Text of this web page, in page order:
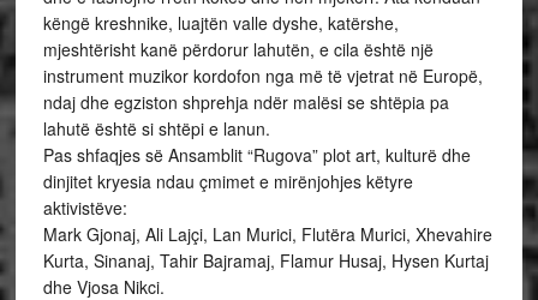
këngë kreshnike, luajtën valle dyshe, katërshe,
mjeshtërisht kanë përdorur lahutën, e cila është një
instrument muzikor kordofon nga më të vjetrat në Europë,
ndaj dhe egziston shprehja ndër malësi se shtëpia pa
lahutë është si shtëpi e lanun.
Pas shfaqjes së Ansamblit “Rugova” plot art, kulturë dhe
dinjitet kryesia ndau çmimet e mirënjohjes këtyre
aktivistëve:
Mark Gjonaj, Ali Lajçi, Lan Murici, Flutëra Murici, Xhevahire
Kurta, Sinanaj, Tahir Bajramaj, Flamur Husaj, Hysen Kurtaj
dhe Vjosa Nikci.